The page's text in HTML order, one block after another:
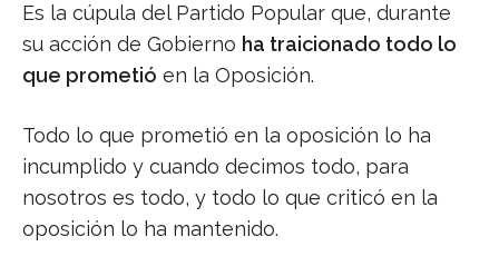
Es la cúpula del Partido Popular que, durante
su acción de Gobierno ha traicionado todo lo
que prometió en la Oposición.
Todo lo que prometió en la oposición lo ha
incumplido y cuando decimos todo, para
nosotros es todo, y todo lo que criticó en la
oposición lo ha mantenido.